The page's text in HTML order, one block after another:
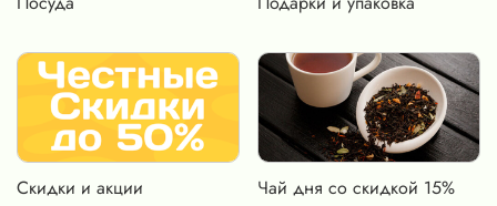
Скидки и акции Чай дня со скидкой 15%